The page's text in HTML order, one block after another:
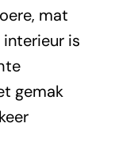
mat
interieur is
gemak